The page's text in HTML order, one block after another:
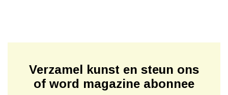
Verzamel kunst en steun ons
of word magazine abonnee